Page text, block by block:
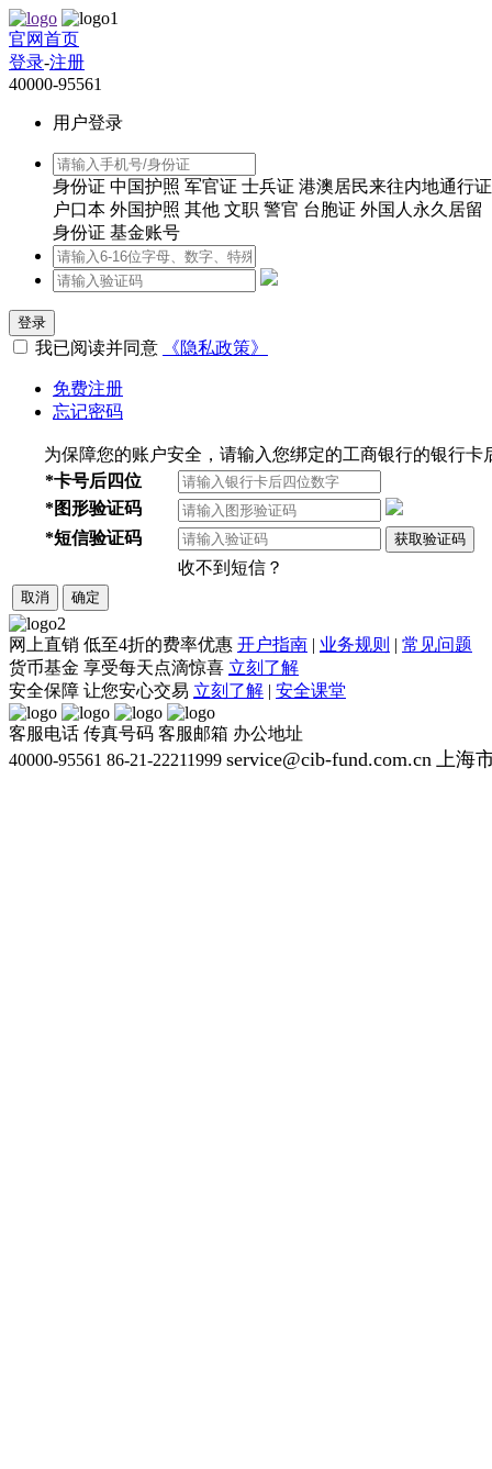
官网首页
登录-注册
40000-95561
用户登录
身份证 中国护照 军官证 士兵证 港澳居民来往内地通行证
户口本 外国护照 其他 文职 警官 台胞证 外国人永久居留
身份证 基金账号
登录
我已阅读并同意 《隐私政策》
免费注册
忘记密码
为保障您的账户安全，请输入您绑定的工商银行的银行卡
*卡号后四位
*图形验证码
*短信验证码 获取验证码
收不到短信？
取消 确定
网上直销 低至4折的费率优惠 开户指南 | 业务规则 | 常见问题
货币基金 享受每天点滴惊喜 立刻了解
安全保障 让您安心交易 立刻了解 | 安全课堂
客服电话 传真号码 客服邮箱 办公地址
40000-95561 86-21-22211999 service@cib-fund.com.cn 上海